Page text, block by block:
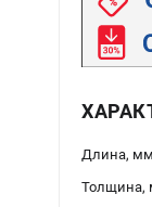
Длина, мм
Толщина,